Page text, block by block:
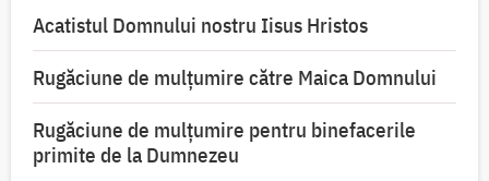
Acatistul Domnului nostru Iisus Hristos
Rugăciune de mulţumire către Maica Domnului
Rugăciune de mulțumire pentru binefacerile
primite de la Dumnezeu